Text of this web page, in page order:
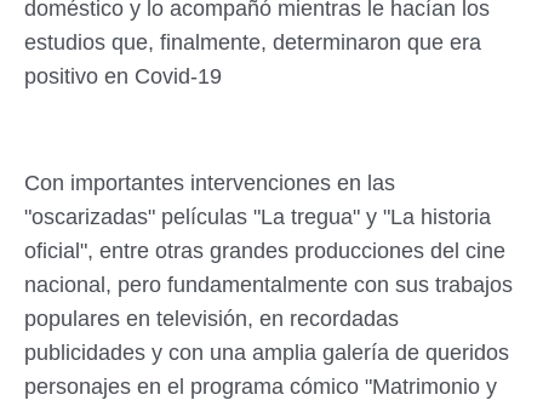
doméstico y lo acompañó mientras le hacían los
estudios que, finalmente, determinaron que era
positivo en Covid-19
Con importantes intervenciones en las
"oscarizadas" películas "La tregua" y "La historia
oficial", entre otras grandes producciones del cine
nacional, pero fundamentalmente con sus trabajos
populares en televisión, en recordadas
publicidades y con una amplia galería de queridos
personajes en el programa cómico "Matrimonio y